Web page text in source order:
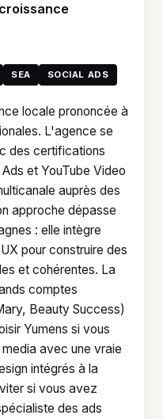
SEA SOCIAL ADS
locale prononcée à
L'agence se
des certifications
et YouTube Video
auprès des
approche dépasse
: elle intègre
pour construire des
et cohérentes. La
comptes
Beauty Success)
Yumens si vous
avec une vraie
intégrés à la
si vous avez
des ads